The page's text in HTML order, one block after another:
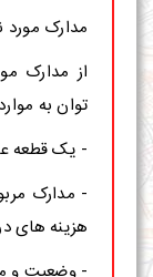
مدارک مورد
از مدارک
توان به
- یک قطعه عکس 4*3 جدید
- مدارک
هزینه های